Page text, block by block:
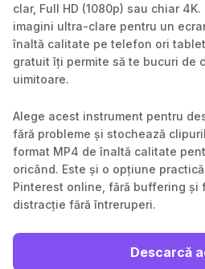
clar, Full HD (1080p) sau chiar
imagini ultra-clare pentru un
înaltă calitate pe telefon ori
gratuit îți permite să te bucuri de
uimitoare.
Alege acest instrument pentru
fără probleme și stochează
format MP4 de înaltă calitate
oricând. Este și o opțiune
Pinterest online, fără buffering și
distracție fără întreruperi.
Descarcă